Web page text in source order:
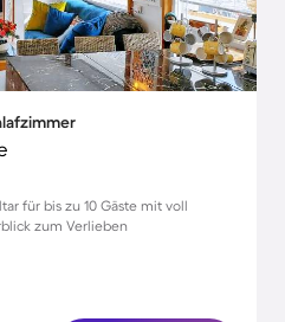
für bis zu 10 Gäste mit voll
zum Verlieben